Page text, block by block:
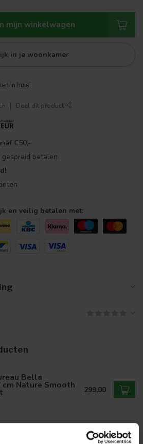
mijn winkelwagen
in je woonkamer
in huis!
Deel dit product
€50,-
gespreid betalen
en veilig betalen met:
Bella
cm Nature Smooth 299,00